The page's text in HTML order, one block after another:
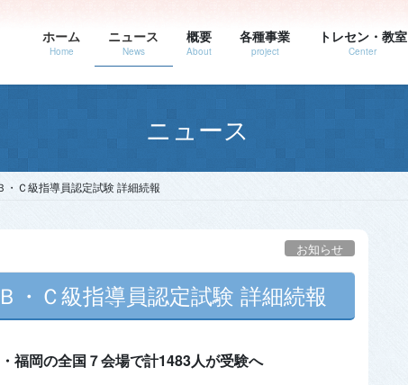
ホーム
Home
ニュース
News
概要
About
各種事業
project
トレセン・教室
Center
ニュース
Ｃ級指導員認定試験 詳細続報
お知らせ
・Ｃ級指導員認定試験 詳細続報
福岡の全国７会場で計1483人が受験へ